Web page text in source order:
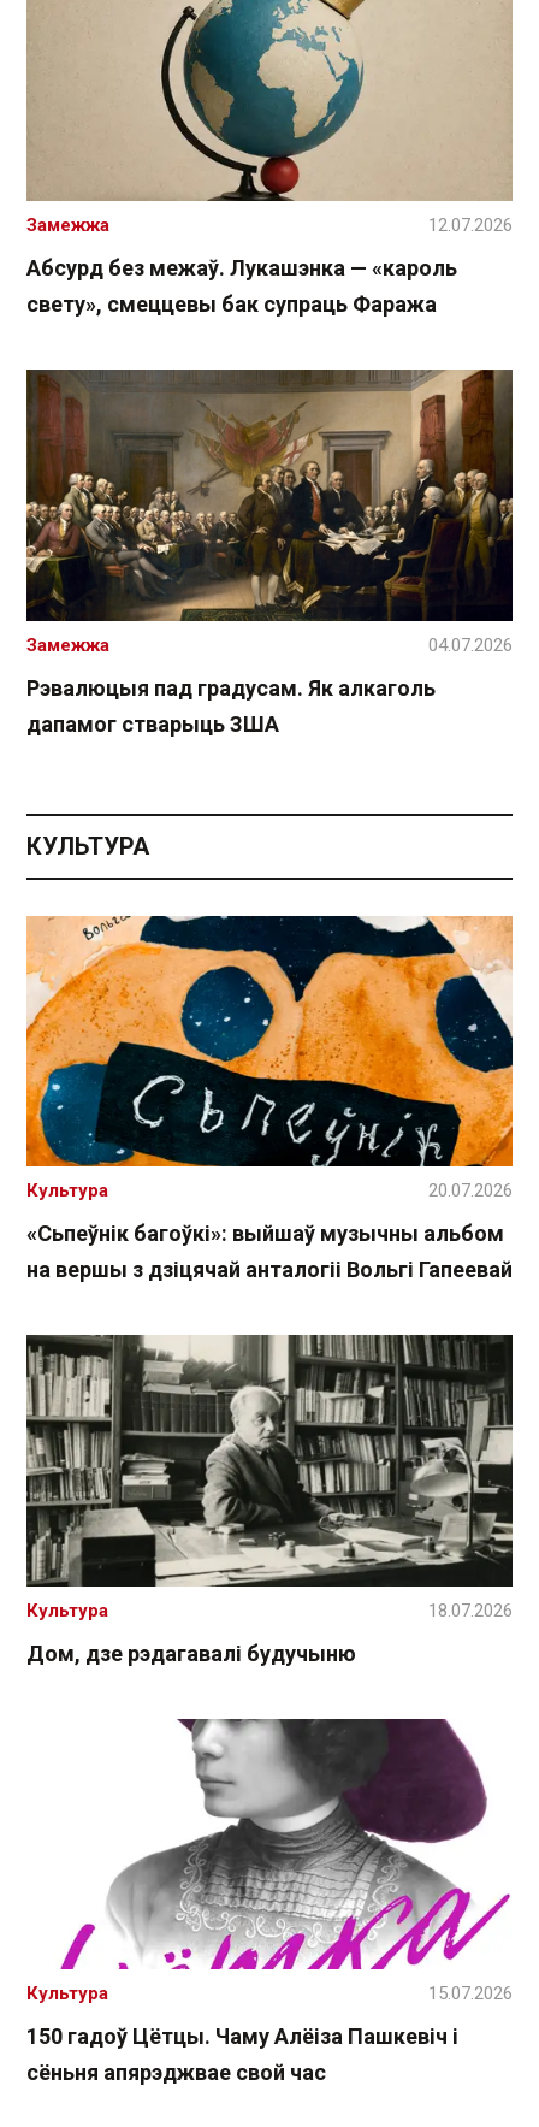
Абсурд без межаў. Лукашэнка — «кароль
свету», смеццевы бак супраць Фаража
Замежжа 12.07.2026
Рэвалюцыя пад градусам. Як алкаголь
дапамог стварыць ЗША
Замежжа 04.07.2026
КУЛЬТУРА
«Сьпеўнік багоўкі»: выйшаў музычны альбом
на вершы з дзіцячай анталогіі Вольгі Гапеевай
Культура 20.07.2026
Дом, дзе рэдагавалі будучыню
Культура 18.07.2026
150 гадоў Цётцы. Чаму Алёіза Пашкевіч і
сёньня апярэджвае свой час
Культура 15.07.2026